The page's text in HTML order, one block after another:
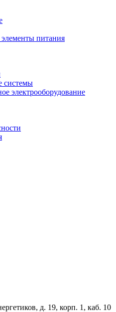
элементы питания
системы
электрооборудование
д. 19, корп. 1, каб. 10